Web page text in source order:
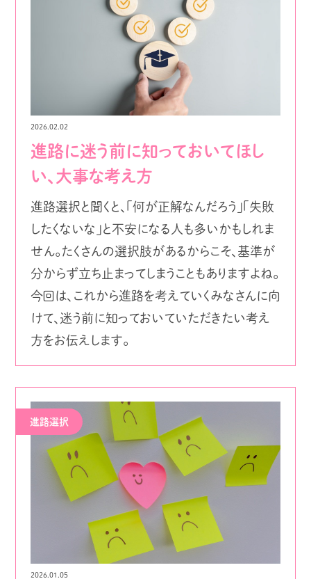
2026.02.02
進路に迷う前に知っておいてほし
い、大事な考え方
進路選択と聞くと、「何が正解なんだろう」「失敗
したくないな」と不安になる人も多いかもしれま
せん。たくさんの選択肢があるからこそ、基準が
分からず立ち止まってしまうこともありますよね。
今回は、これから進路を考えていくみなさんに向
けて、迷う前に知っておいていただきたい考え
方をお伝えします。
進路選択
2026.01.05